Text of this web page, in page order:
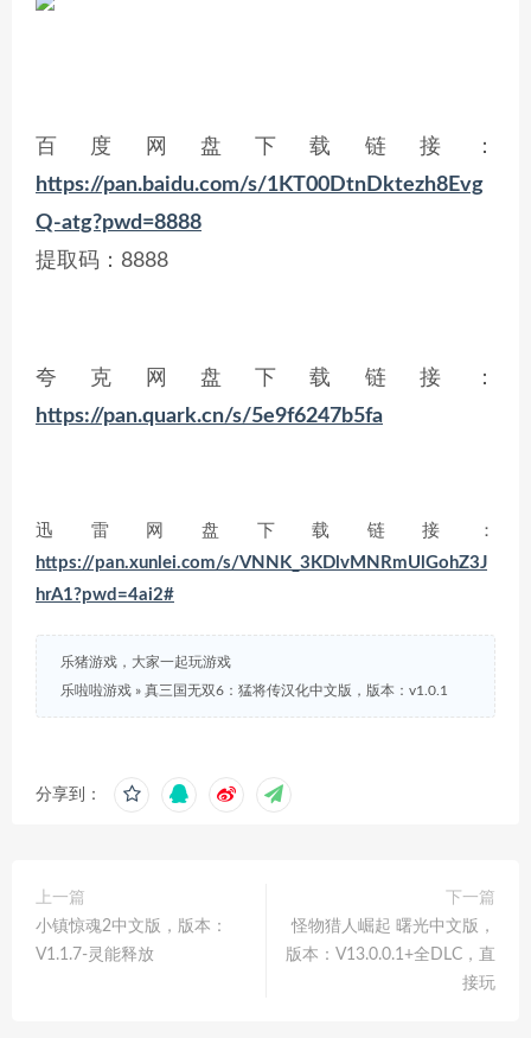
百度网盘下载链接：
https://pan.baidu.com/s/1KT00DtnDktezh8Evg
Q-atg?pwd=8888
提取码：8888
夸克网盘下载链接：
https://pan.quark.cn/s/5e9f6247b5fa
迅雷网盘下载链接：
https://pan.xunlei.com/s/VNNK_3KDlvMNRmUlGohZ3J
hrA1?pwd=4ai2#
乐猪游戏，大家一起玩游戏
乐啦啦游戏 » 真三国无双6：猛将传汉化中文版，版本：v1.0.1
分享到：
上一篇
小镇惊魂2中文版，版本：
V1.1.7-灵能释放
下一篇
怪物猎人崛起 曙光中文版，
版本：V13.0.0.1+全DLC，直
接玩